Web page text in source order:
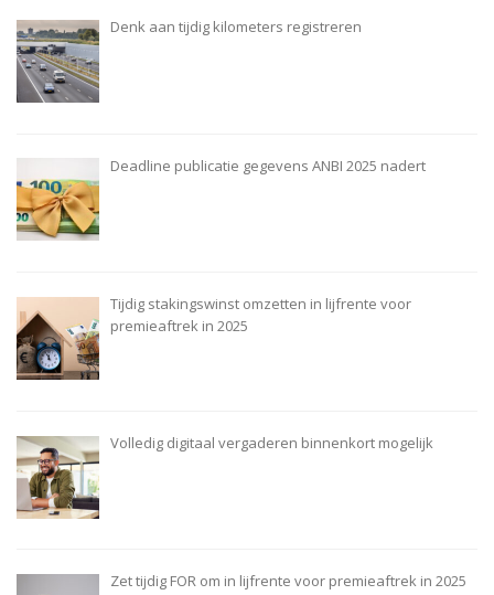
Denk aan tijdig kilometers registreren
Deadline publicatie gegevens ANBI 2025 nadert
Tijdig stakingswinst omzetten in lijfrente voor
premieaftrek in 2025
Volledig digitaal vergaderen binnenkort mogelijk
Zet tijdig FOR om in lijfrente voor premieaftrek in 2025